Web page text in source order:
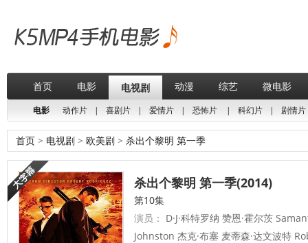
首页 电影 电视剧 动漫 综艺 微电影
电影 动作片 | 喜剧片 | 爱情片 | 恐怖片 | 科幻片 | 剧情片
首页 > 电视剧 > 欧美剧 > 杀出个黎明 第一季
杀出个黎明 第一季(2014)
第10集
演员： D·J·科特罗纳 赞恩·霍尔茨
Johnston 杰克·布塞 麦蒂森·达文波特